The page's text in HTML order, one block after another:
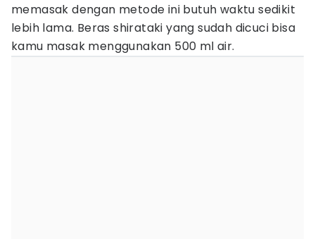
memasak dengan metode ini butuh waktu sedikit
lebih lama. Beras shirataki yang sudah dicuci bisa
kamu masak menggunakan 500 ml air.